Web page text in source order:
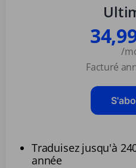
/
Facturé
Traduisez jusqu'à
année